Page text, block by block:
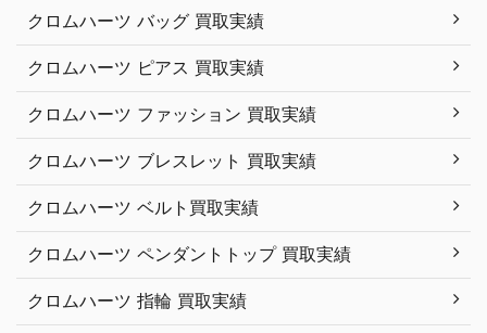
クロムハーツ バッグ 買取実績
クロムハーツ ピアス 買取実績
クロムハーツ ファッション 買取実績
クロムハーツ ブレスレット 買取実績
クロムハーツ ベルト買取実績
クロムハーツ ペンダントトップ 買取実績
クロムハーツ 指輪 買取実績